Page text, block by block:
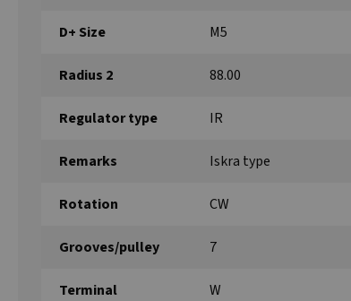
D+ Size M5
Radius 2 88.00
Regulator type IR
Remarks Iskra type
Rotation CW
Grooves/pulley 7
Terminal W